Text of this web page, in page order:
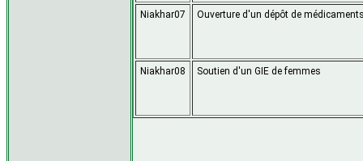
Niakhar07 Ouverture d'un dépôt de
Niakhar08 Soutien d'un GIE de femmes